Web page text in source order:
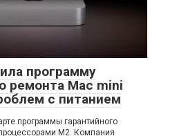
программу
ремонта Mac mini
с питанием
программы гарантийного
M2. Компания